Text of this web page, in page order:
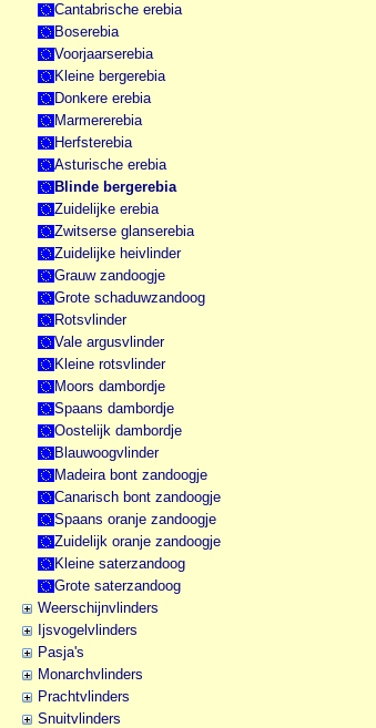
Cantabrische erebia
Boserebia
Voorjaarserebia
Kleine bergerebia
Donkere erebia
Marmererebia
Herfsterebia
Asturische erebia
Blinde bergerebia
Zuidelijke erebia
Zwitserse glanserebia
Zuidelijke heivlinder
Grauw zandoogje
Grote schaduwzandoog
Rotsvlinder
Vale argusvlinder
Kleine rotsvlinder
Moors dambordje
Spaans dambordje
Oostelijk dambordje
Blauwoogvlinder
Madeira bont zandoogje
Canarisch bont zandoogje
Spaans oranje zandoogje
Zuidelijk oranje zandoogje
Kleine saterzandoog
Grote saterzandoog
Weerschijnvlinders
Ijsvogelvlinders
Pasja's
Monarchvlinders
Prachtvlinders
Snuitvlinders